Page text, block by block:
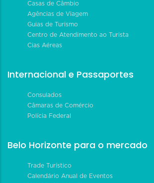
Casas de Câmbio
Agências de Viagem
Guias de Turismo
Centro de Atendimento ao Turista
Cias Aéreas
Internacional e Passaportes
Consulados
Câmaras de Comércio
Polícia Federal
Belo Horizonte para o mercado
Trade Turístico
Calendário Anual de Eventos